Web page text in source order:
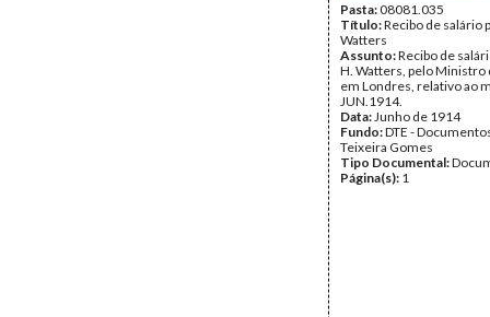
Pasta:08081.035
Título:Recibo de salário
Watters
Assunto:Recibo de
H. Watters, pelo Ministro
em Londres, relativo ao
JUN.1914.
Data:Junho de 1914
Fundo:DTE -
Teixeira Gomes
Tipo Documental:
Página(s): 1